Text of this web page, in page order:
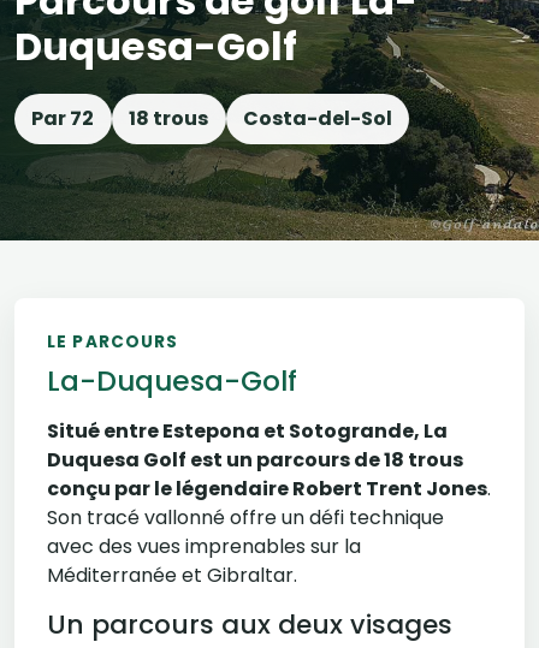
Duquesa-Golf
Par 72 18 trous Costa-del-Sol
LE PARCOURS
La-Duquesa-Golf
Situé entre Estepona et Sotogrande, La
Duquesa Golf est un parcours de 18 trous
conçu par le légendaireRobert Trent Jones.
Son tracé vallonné offre un défi technique
avec des vues imprenables sur la
Méditerranée et Gibraltar.
Un parcours aux deux visages